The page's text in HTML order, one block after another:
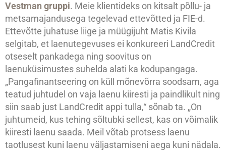
Vestman gruppi. Meie klientideks on kitsalt põllu- ja
metsamajandusega tegelevad ettevõtted ja FIE-d.
Ettevõtte juhatuse liige ja müügijuht Matis Kivila
selgitab, et laenutegevuses ei konkureeri LandCredit
otseselt pankadega ning soovitus on
laenuküsimustes suhelda alati ka kodupangaga.
„Pangafinantseering on küll mõnevõrra soodsam, aga
teatud juhtudel on vaja laenu kiiresti ja paindlikult ning
siin saab just LandCredit appi tulla,“ sõnab ta. „On
juhtumeid, kus tehing sõltubki sellest, kas on võimalik
kiiresti laenu saada. Meil võtab protsess laenu
taotlusest kuni laenu väljastamiseni aega kuni nädala.